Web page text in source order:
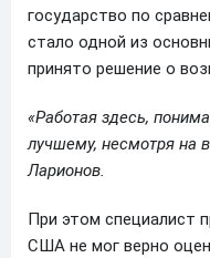
государство по
стало одной из
принято решение о
«Работая здесь,
лучшему, несмотря на
Ларионов.
При этом специалист
США не мог верно